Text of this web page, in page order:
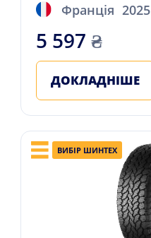
Франція 2025
5 597 ₴
ДОКЛАДНІШЕ
ВИБІР ШИНТЕХ